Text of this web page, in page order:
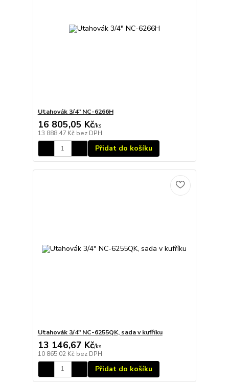
Utahovák 3/4" NC-6266H
16 805,05 Kč/ks
13 888,47 Kč bez DPH
Přidat do košíku
Utahovák 3/4" NC-6255QK, sada v kufříku
13 146,67 Kč/ks
10 865,02 Kč bez DPH
Přidat do košíku